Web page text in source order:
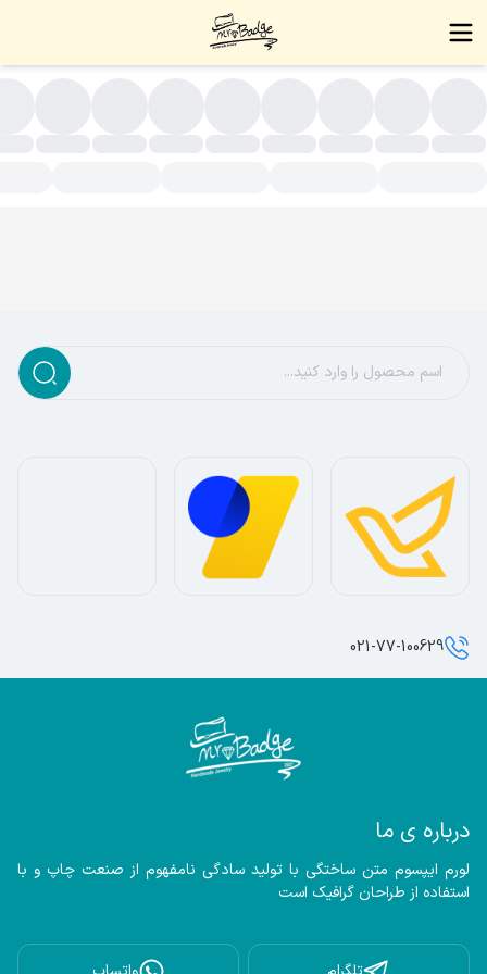
درباره ی ما
استفاده از طراحان گرافیک است
021-77-100629